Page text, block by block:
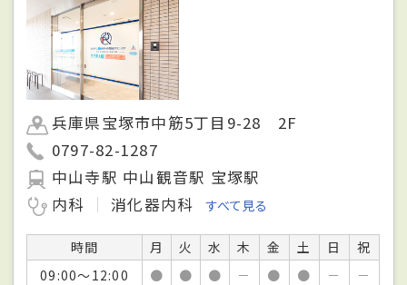
兵庫県宝塚市中筋5丁目9-28 2F
0797-82-1287
中山寺駅 中山観音駅 宝塚駅
内科
消化器内科 すべて見る
時間 月 火 水 木 金 土 日
祝
09:00～12:00
● ● ● － ● ● －
－